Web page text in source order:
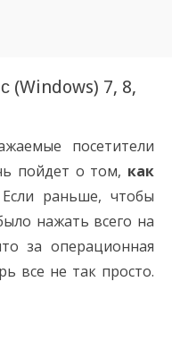
(Windows) 7, 8,
посетители
пойдет о том, как
раньше, чтобы
нажать всего на
за операционная
все не так просто.